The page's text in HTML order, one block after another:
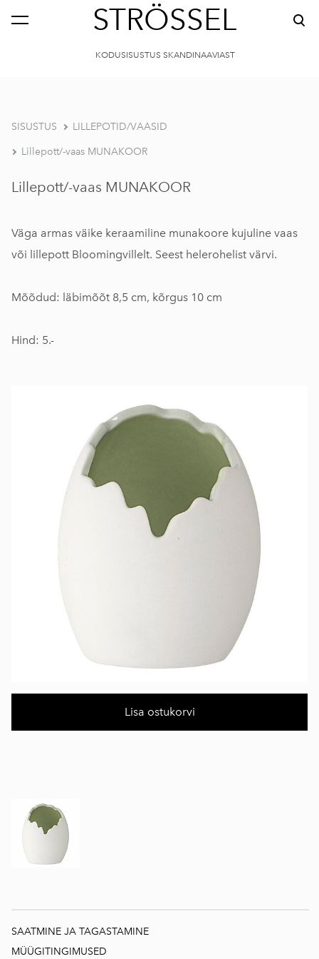
STRÖSSEL
KODUSISUSTUS SKANDINAAVIAST
SISUSTUS LILLEPOTID/VAASID
Lillepott/-vaas MUNAKOOR
Lillepott/-vaas MUNAKOOR
Väga armas väike keraamiline munakoore kujuline vaas
või lillepott Bloomingvillelt. Seest helerohelist värvi.
Mõõdud: läbimõõt 8,5 cm, kõrgus 10 cm
Hind: 5.-
Lisa ostukorvi
SAATMINE JA TAGASTAMINE
MÜÜGITINGIMUSED